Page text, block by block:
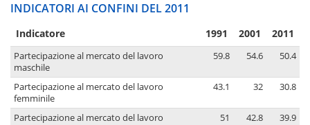
INDICATORI AI CONFINI DEL 2011
Indicatore 1991 2001 2011
Partecipazione al mercato del lavoro
maschile
59.8 54.6 50.4
Partecipazione al mercato del lavoro
femminile
43.1 32 30.8
Partecipazione al mercato del lavoro 51 42.8
39.9